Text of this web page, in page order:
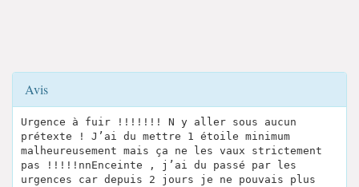
Avis
Urgence à fuir !!!!!!! N y aller sous aucun
prétexte ! J’ai du mettre 1 étoile minimum
malheureusement mais ça ne les vaux strictement
pas !!!!!nnEnceinte , j’ai du passé par les
urgences car depuis 2 jours je ne pouvais plus